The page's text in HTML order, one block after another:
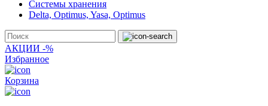
Системы хранения
Delta, Optimus, Yasa, Optimus
АКЦИИ -%
Избранное
Корзина